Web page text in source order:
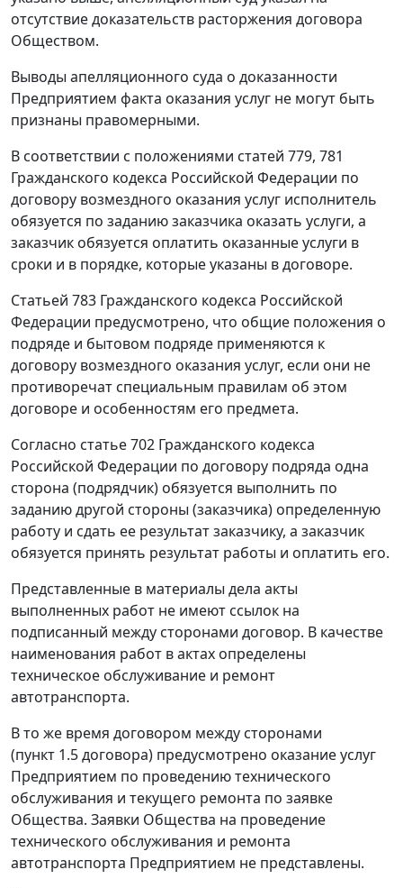
отсутствие доказательств расторжения договора
Обществом.
Выводы апелляционного суда о доказанности
Предприятием факта оказания услуг не могут быть
признаны правомерными.
В соответствии с положениями статей 779, 781
Гражданского кодекса Российской Федерации по
договору возмездного оказания услуг исполнитель
обязуется по заданию заказчика оказать услуги, а
заказчик обязуется оплатить оказанные услуги в
сроки и в порядке, которые указаны в договоре.
Статьей 783 Гражданского кодекса Российской
Федерации предусмотрено, что общие положения о
подряде и бытовом подряде применяются к
договору возмездного оказания услуг, если они не
противоречат специальным правилам об этом
договоре и особенностям его предмета.
Согласно статье 702 Гражданского кодекса
Российской Федерации по договору подряда одна
сторона (подрядчик) обязуется выполнить по
заданию другой стороны (заказчика) определенную
работу и сдать ее результат заказчику, а заказчик
обязуется принять результат работы и оплатить его.
Представленные в материалы дела акты
выполненных работ не имеют ссылок на
подписанный между сторонами договор. В качестве
наименования работ в актах определены
техническое обслуживание и ремонт
автотранспорта.
В то же время договором между сторонами
(пункт 1.5 договора) предусмотрено оказание услуг
Предприятием по проведению технического
обслуживания и текущего ремонта по заявке
Общества. Заявки Общества на проведение
технического обслуживания и ремонта
автотранспорта Предприятием не представлены.